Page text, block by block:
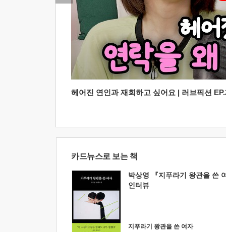
헤어진 연인과 재회하고 싶어요 | 러브픽션
카드뉴스로 보는 책
박상영 『지푸라기 왕관을 쓴
인터뷰
지푸라기 왕관을 쓴 여자